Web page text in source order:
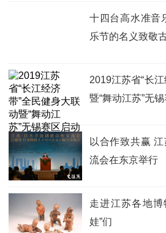
十四台高水准音
乐节的名义致敬
2019江苏省“长
暨“舞动江苏”无
以合作致共赢
流会在东京举行
走进江苏各地
娃”们